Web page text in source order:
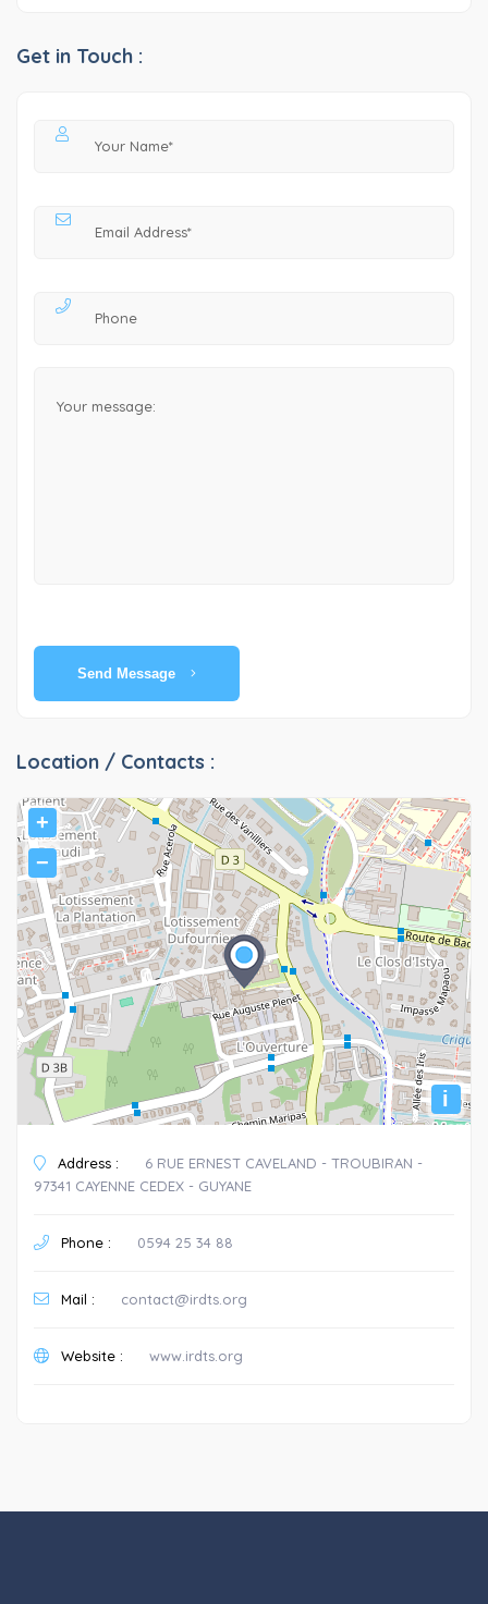
Get in Touch :
Send Message
Location / Contacts :
+
−
i
Address :
6 RUE ERNEST CAVELAND - TROUBIRAN -
97341 CAYENNE CEDEX - GUYANE
Phone : 0594 25 34 88
Mail : contact@irdts.org
Website : www.irdts.org